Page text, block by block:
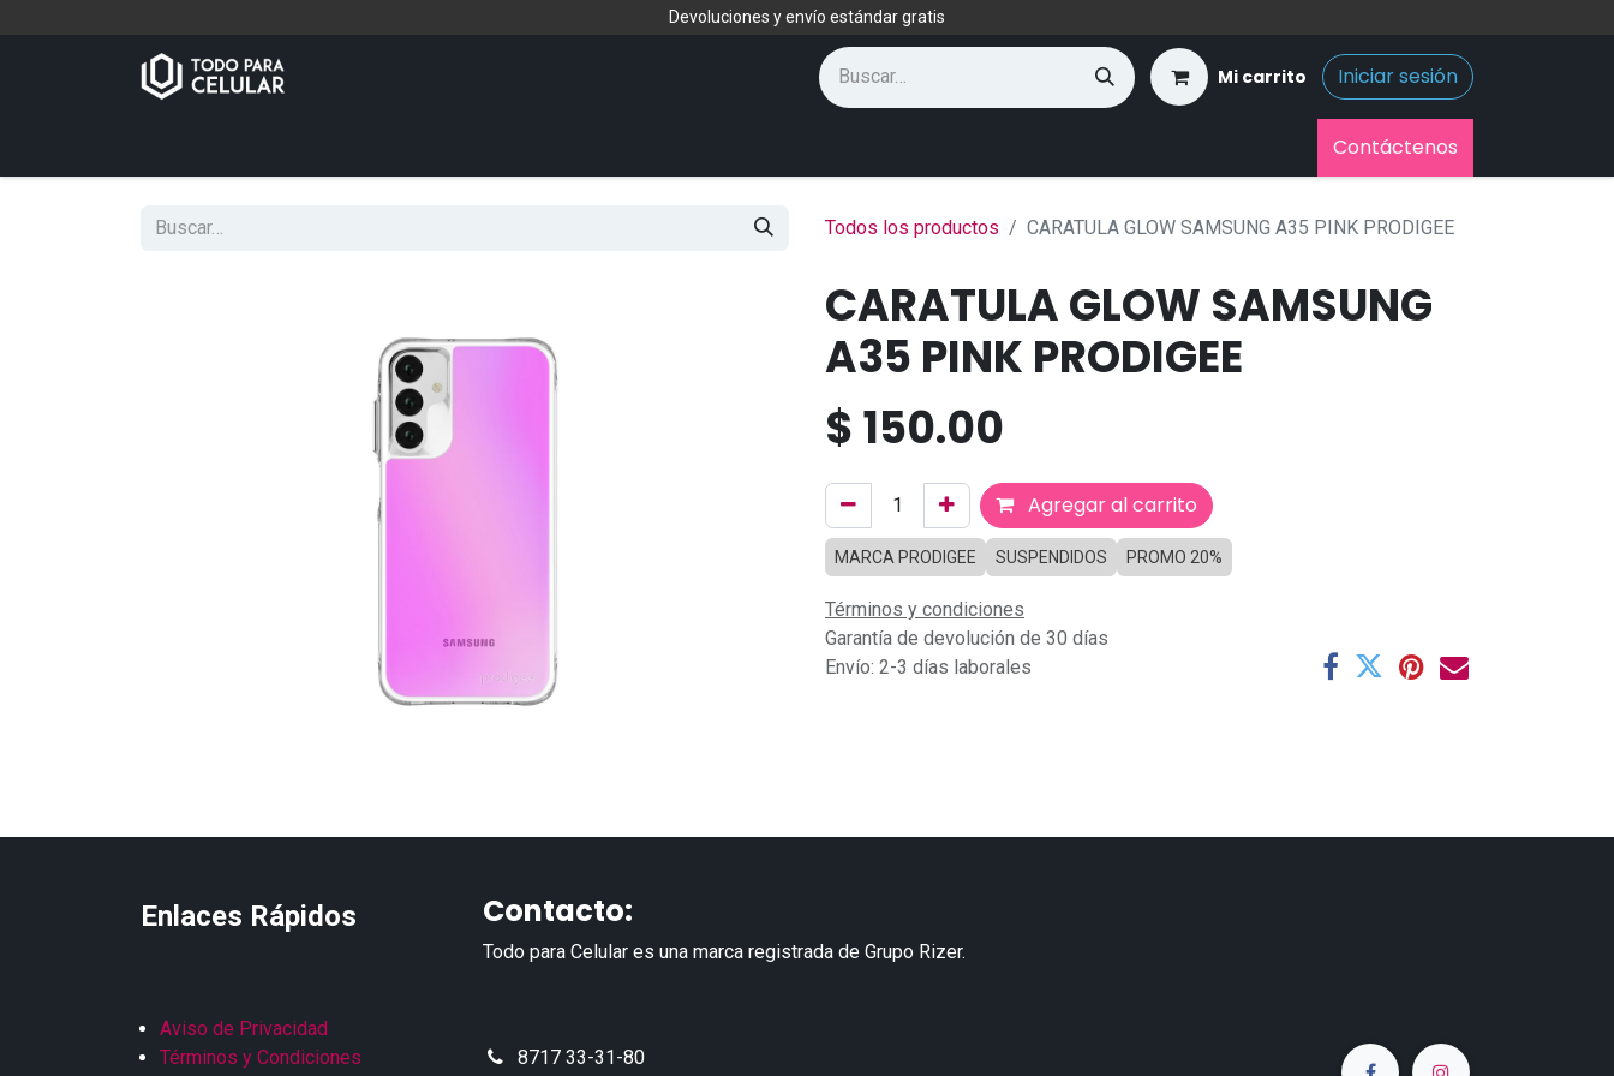
Devoluciones y envío estándar gratis
Mi carrito Iniciar sesión
Contáctenos
Todos los productos CARATULA GLOW SAMSUNG A35 PINK PRODIGEE
CARATULA GLOW SAMSUNG
A35 PINK PRODIGEE
$150.00
Agregar al carrito
MARCA PRODIGEE SUSPENDIDOS PROMO 20%
Términos y condiciones
Garantía de devolución de 30 días
Envío: 2-3 días laborales
Enlaces Rápidos Contacto:
Todo para Celular es una marca registrada de Grupo Rizer.
Aviso de Privacidad
Términos y Condiciones
8717 33-31-80